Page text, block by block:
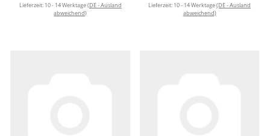
Lieferzeit: 10 - 14 Werktage(DE - Ausland
abweichend)
Lieferzeit: 10 - 14 Werktage(DE - Ausland
abweichend)